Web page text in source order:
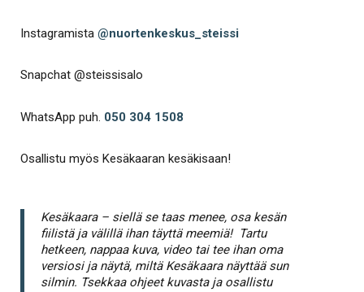
Instagramista @nuortenkeskus_steissi
Snapchat @steissisalo
WhatsApp puh. 050 304 1508
Osallistu myös Kesäkaaran kesäkisaan!
Kesäkaara – siellä se taas menee, osa kesän
fiilistä ja välillä ihan täyttä meemiä! Tartu
hetkeen, nappaa kuva, video tai tee ihan oma
versiosi ja näytä, miltä Kesäkaara näyttää sun
silmin. Tsekkaa ohjeet kuvasta ja osallistu